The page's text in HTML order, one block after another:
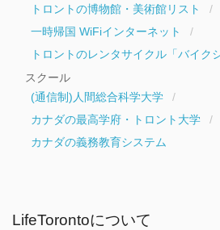
トロントの博物館・美術館リスト
一時帰国 WiFiインターネット
トロントのレンタサイクル「バイク
スクール
(通信制)人間総合科学大学
カナダの最高学府・トロント大学
カナダの義務教育システム
LifeTorontoについて